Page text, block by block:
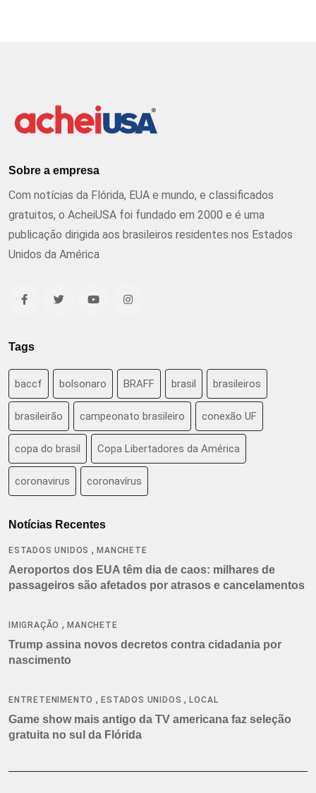
Sobre a empresa
Com notícias da Flórida, EUA e mundo, e classificados
gratuitos, o AcheiUSA foi fundado em 2000 e é uma
publicação dirigida aos brasileiros residentes nos Estados
Unidos da América
Tags
baccf bolsonaro BRAFF brasil brasileiros
brasileirão campeonato brasileiro conexão UF
copa do brasil Copa Libertadores da América
coronavirus coronavírus
Notícias Recentes
ESTADOS UNIDOS ,MANCHETE
Aeroportos dos EUA têm dia de caos: milhares de
passageiros são afetados por atrasos e cancelamentos
IMIGRAÇÃO ,MANCHETE
Trump assina novos decretos contra cidadania por
nascimento
ENTRETENIMENTO ,ESTADOS UNIDOS ,LOCAL
Game show mais antigo da TV americana faz seleção
gratuita no sul da Flórida